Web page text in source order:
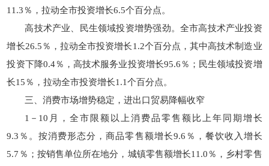
11.3％，拉动全市投资增长6.5个百分点。
高技术产业、民生领域投资增势强劲。全市高技术产业投资
增长26.5％，拉动全市投资增长1.2个百分点，其中高技术制造业
投资下降0.4％，高技术服务业投资增长95.6％；民生领域投资增
长15％，拉动全市投资增长1.1个百分点。
三、消费市场增势稳定，进出口贸易降幅收窄
1－10月，全市限额以上消费品零售额比上年同期增长
9.3％。按消费形态分，商品零售额增长9.6％，餐饮收入增长
5.7％；按销售单位所在地分，城镇零售额增长11.0％，乡村零售